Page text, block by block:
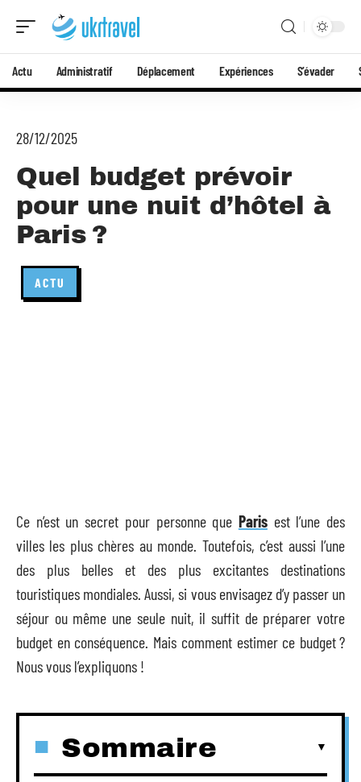
Actu Administratif Déplacement Expériences S’évader
28/12/2025
Quel budget prévoir
pour une nuit d’hôtel à
Paris ?
ACTU
Ce n’est un secret pour personne que Parisest l’une des
villes les plus chères au monde. Toutefois, c’est aussi l’une
des plus belles et des plus excitantes destinations
touristiques mondiales. Aussi, si vous envisagez d’y passer un
séjour ou même une seule nuit, il suffit de préparer votre
budget en conséquence. Mais comment estimer ce budget ?
Nous vous l’expliquons !
Sommaire